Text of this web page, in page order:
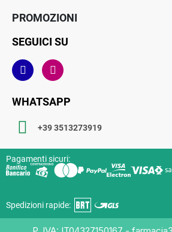
PROMOZIONI
SEGUICI SU
WHATSAPP
+39 3513273919
Pagamenti sicuri:
Spedizioni rapide: